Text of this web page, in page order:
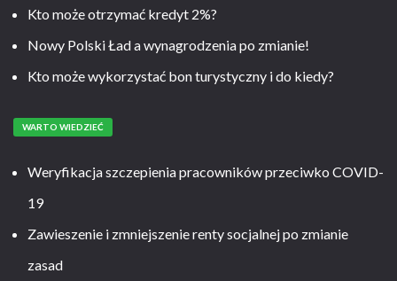
Kto może otrzymać kredyt 2%?
Nowy Polski Ład a wynagrodzenia po zmianie!
Kto może wykorzystać bon turystyczny i do kiedy?
WARTO WIEDZIEĆ
Weryfikacja szczepienia pracowników przeciwko COVID-
19
Zawieszenie i zmniejszenie renty socjalnej po zmianie
zasad